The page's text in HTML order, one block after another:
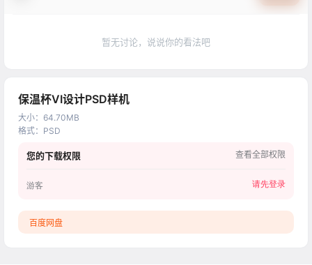
暂无讨论，说说你的看法吧
保温杯VI设计PSD样机
大小： 64.70MB
格式： PSD
您的下载权限 查看全部权限
游客 请先登录
百度网盘